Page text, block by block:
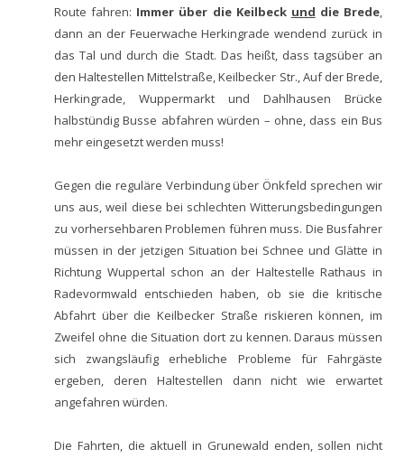
Route fahren: Immer über die Keilbeck und die Brede,
dann an der Feuerwache Herkingrade wendend zurück in
das Tal und durch die Stadt. Das heißt, dass tagsüber an
den Haltestellen Mittelstraße, Keilbecker Str., Auf der Brede,
Herkingrade, Wuppermarkt und Dahlhausen Brücke
halbstündig Busse abfahren würden – ohne, dass ein Bus
mehr eingesetzt werden muss!
Gegen die reguläre Verbindung über Önkfeld sprechen wir
uns aus, weil diese bei schlechten Witterungsbedingungen
zu vorhersehbaren Problemen führen muss. Die Busfahrer
müssen in der jetzigen Situation bei Schnee und Glätte in
Richtung Wuppertal schon an der Haltestelle Rathaus in
Radevormwald entschieden haben, ob sie die kritische
Abfahrt über die Keilbecker Straße riskieren können, im
Zweifel ohne die Situation dort zu kennen. Daraus müssen
sich zwangsläufig erhebliche Probleme für Fahrgäste
ergeben, deren Haltestellen dann nicht wie erwartet
angefahren würden.
Die Fahrten, die aktuell in Grunewald enden, sollen nicht